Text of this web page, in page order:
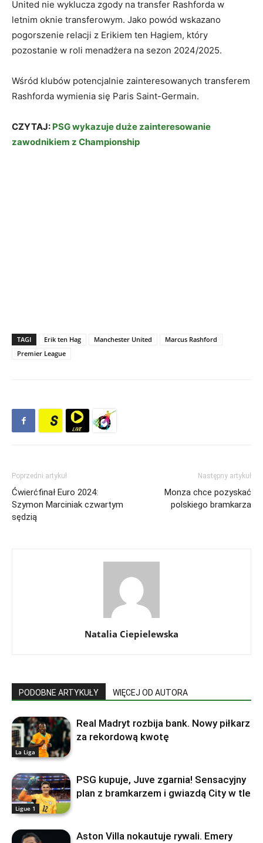
United nie wyklucza zgody na transfer Rashforda w
letnim oknie transferowym. Jako powód wskazano
pogorszenie relacji z Erikiem ten Hagiem, który
pozostanie w roli menadżera na sezon 2024/2025.
Wśród klubów potencjalnie zainteresowanych transferem
Rashforda wymienia się Paris Saint-Germain.
CZYTAJ: PSG wykazuje duże zainteresowanie
zawodnikiem z Championship
TAGI Erik ten Hag Manchester United
Marcus Rashford
Premier League
Poprzedni artykuł
Ćwierćfinał Euro 2024:
Szymon Marciniak czwartym
sędzią
Następny artykuł
Monza chce pozyskać
polskiego bramkarza
Natalia Ciepielewska
PODOBNE ARTYKUŁY WIĘCEJ OD AUTORA
La Liga
Real Madryt rozbija bank. Nowy piłkarz
za rekordową kwotę
Ligue 1
PSG kupuje, Juve zgarnia! Sensacyjny
plan z bramkarzem i gwiazdą City w tle
Aston Villa nokautuje rywali. Emery